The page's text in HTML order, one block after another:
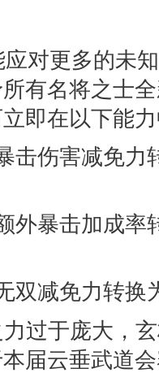
对更多的未
有名将之士
即在以下能
击伤害减免
外暴击加成
双减免力转
过于庞大，
届云垂武道